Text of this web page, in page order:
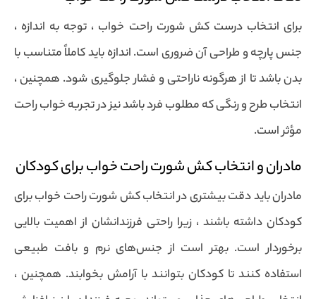
برای انتخاب درست کش شورت راحت خواب ، توجه به اندازه ،
جنس پارچه و طراحی آن ضروری است. اندازه باید کاملاً متناسب با
بدن باشد تا از هرگونه ناراحتی و فشار جلوگیری شود. همچنین ،
انتخاب طرح و رنگی که مطلوب فرد باشد نیز در تجربه خواب راحت
مؤثر است.
مادران و انتخاب کش شورت راحت خواب برای کودکان
مادران باید دقت بیشتری در انتخاب کش شورت راحت خواب برای
کودکان داشته باشند ، زیرا راحتی فرزندانشان از اهمیت بالایی
برخوردار است. بهتر است از جنس‌های نرم و بافت طبیعی
استفاده کنند تا کودکان بتوانند با آرامش بخوابند. همچنین ،